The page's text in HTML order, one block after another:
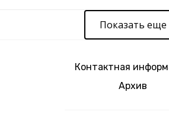
Показать еще
Контактная
Архив